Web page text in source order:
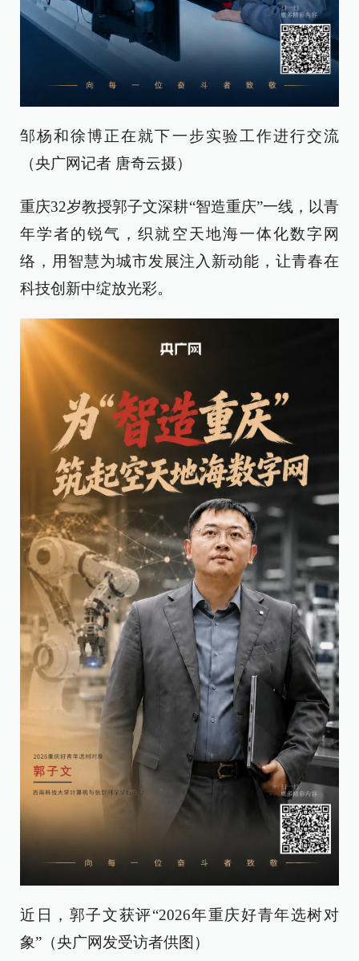
邹杨和徐博正在就下一步实验工作进行交流
（央广网记者 唐奇云摄）
重庆32岁教授郭子文深耕“智造重庆”一线，以青
年学者的锐气，织就空天地海一体化数字网
络，用智慧为城市发展注入新动能，让青春在
科技创新中绽放光彩。
近日，郭子文获评“2026年重庆好青年选树对
象”（央广网发受访者供图）